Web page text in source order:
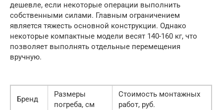
дешевле, если некоторые операции выполнить
собственными силами. Главным ограничением
является тяжесть основной конструкции. Однако
некоторые компактные модели весят 140-160 кг, что
позволяет выполнять отдельные перемещения
вручную.
Бренд
Размеры
погреба, см
Стоимость монтажных
работ, руб.